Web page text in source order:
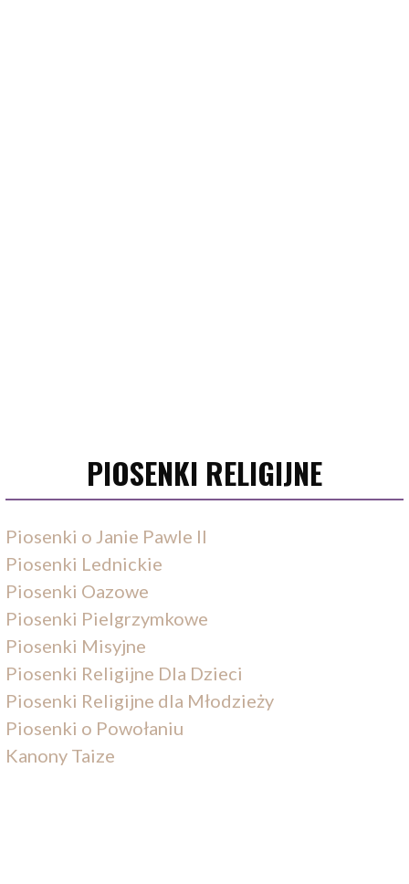
PIOSENKI RELIGIJNE
Piosenki o Janie Pawle II
Piosenki Lednickie
Piosenki Oazowe
Piosenki Pielgrzymkowe
Piosenki Misyjne
Piosenki Religijne Dla Dzieci
Piosenki Religijne dla Młodzieży
Piosenki o Powołaniu
Kanony Taize